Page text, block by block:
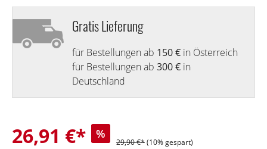
Gratis Lieferung
für Bestellungen ab 150 € in Österreich
für Bestellungen ab 300 € in
Deutschland
26,91 €* %
29,90 €*(10% gespart)